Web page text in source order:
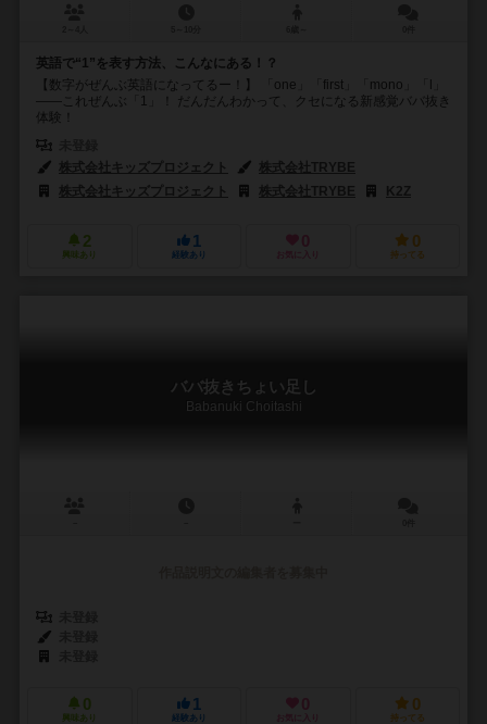
英語で“1”を表す方法、こんなにある！？
【数字がぜんぶ英語になってるー！】 「one」「first」「mono」「Ⅰ」
——これぜんぶ「1」！ だんだんわかって、クセになる新感覚ババ抜き
体験！
株式会社キッズプロジェクト
株式会社TRYBE
株式会社キッズプロジェクト
株式会社TRYBE K2Z
2
興味あり
1
経験あり
0
お気に入り
0
持ってる
ババ抜きちょい足し
Babanuki Choitashi
0
興味あり
1
経験あり
0
お気に入り
0
持ってる